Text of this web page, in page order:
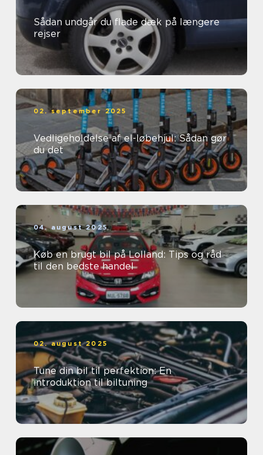
Sådan undgår du flade dæk på længere
rejser
02. september 2025
Vedligeholdelse af el-løbehjul: Sådan gør
du det
04. august 2025
Køb en brugt bil på Lolland: Tips og råd
til den bedste handel
02. august 2025
Tune din bil til perfektion: En
introduktion til biltuning